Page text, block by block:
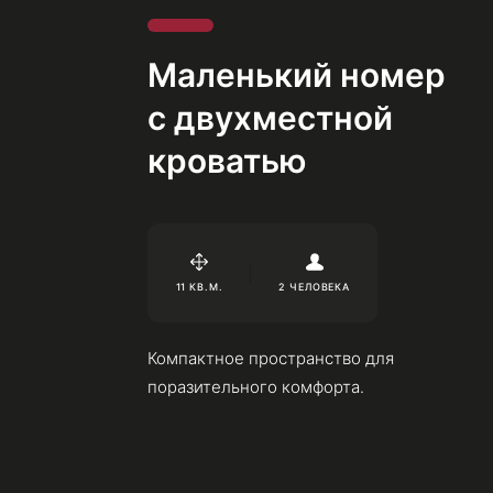
двухместной
Маленький номер
с двухместной
кроватью
11 КВ.М. 2 ЧЕЛОВЕКА
Компактное пространство для
поразительного комфорта.